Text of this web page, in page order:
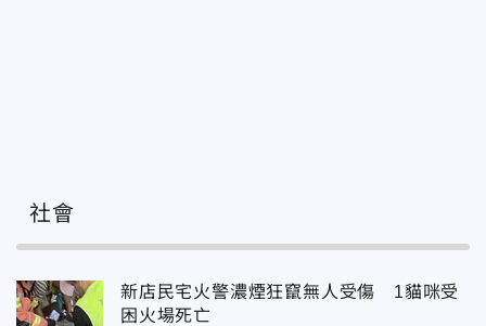
社會
新店民宅火警濃煙狂竄無人受傷 1貓咪受
困火場死亡